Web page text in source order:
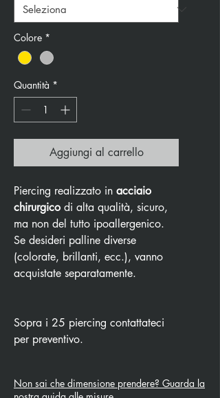
Colore *
Quantità *
Aggiungi al carrello
Piercing realizzato in acciaio
chirurgico di alta qualità, sicuro,
ma non del tutto ipoallergenico.
Se desideri palline diverse
(colorate, brillanti, ecc.), vanno
acquistate separatamente.
Sopra i 25 piercing contattateci
per preventivo.
Non sai che dimensione prendere? Guarda la